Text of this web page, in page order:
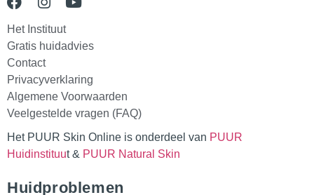
Het Instituut
Gratis huidadvies
Contact
Privacyverklaring
Algemene Voorwaarden
Veelgestelde vragen (FAQ)
Het PUUR Skin Online is onderdeel van PUUR
Huidinstituut & PUUR Natural Skin
Huidproblemen